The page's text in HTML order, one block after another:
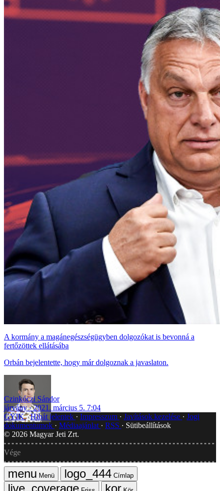
A kormány a magánegészségügyben dolgozókat is bevonná a
fertőzöttek ellátásába
Orbán bejelentette, hogy már dolgoznak a javaslaton.
Czinkóczi Sándor
járvány
2021. március 5. 7:04
GYIK Hibát jelentek Impresszum Javítások kezelése
Jogi
dokumentumok
Médiaajánlat RSS
Sütibeállítások
© 2026 Magyar Jeti Zrt.
Vége
Menü
Címlap